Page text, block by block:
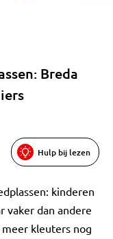
Breda
Hulp bij lezen
kinderen
vaker dan andere
kleuters nog